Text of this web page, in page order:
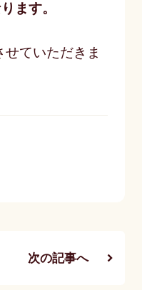
ます。
ていただきま
次の記事へ